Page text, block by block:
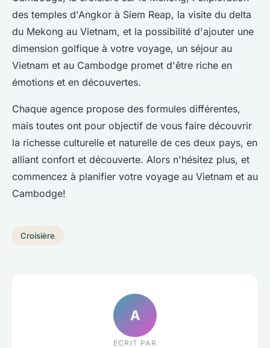
des temples d'Angkor à Siem Reap, la visite du delta
du Mekong au Vietnam, et la possibilité d'ajouter une
dimension golfique à votre voyage, un séjour au
Vietnam et au Cambodge promet d'être riche en
émotions et en découvertes.
Chaque agence propose des formules différentes,
mais toutes ont pour objectif de vous faire découvrir
la richesse culturelle et naturelle de ces deux pays, en
alliant confort et découverte. Alors n'hésitez plus, et
commencez à planifier votre voyage au Vietnam et au
Cambodge!
Croisière
A
ECRIT PAR